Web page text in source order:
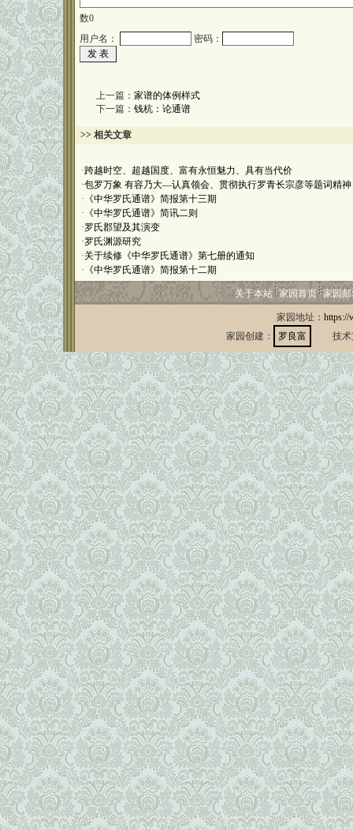
数0
用户名：
密码：
上一篇： 家谱的体例样式
下一篇： 钱杭：论通谱
>> 相关文章
·跨越时空、超越国度、富有永恒魅力、具有当代价
·包罗万象 有容乃大—认真领会、贯彻执行罗青长宗彦等题词精神
· 《中华罗氏通谱》简报第十三期
· 《中华罗氏通谱》简讯二则
·罗氏郡望及其演变
·罗氏渊源研究
·关于续修《中华罗氏通谱》第七册的通知
· 《中华罗氏通谱》简报第十二期
关于本站 家园首页 家园
家园地址： https://
家园创建：
罗良富 技术